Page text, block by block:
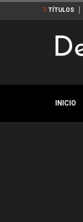
TÍTULOS
INICIO